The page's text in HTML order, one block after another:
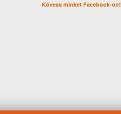
Kövess minket Facebook-on!